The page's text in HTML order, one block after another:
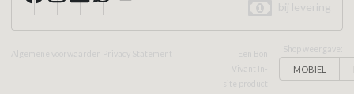
MOBIEL